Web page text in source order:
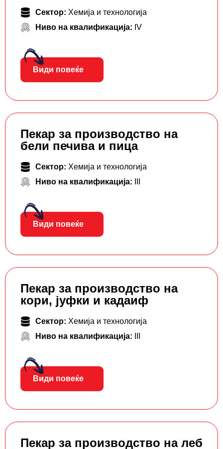
Сектор: Хемија и технологија
Ниво на квалификација: IV
Види повеќе
Пекар за производство на
бели печива и пица
Сектор: Хемија и технологија
Ниво на квалификација:
Види повеќе
Пекар за производство на
кори, јуфки и кадаиф
Сектор: Хемија и технологија
Ниво на квалификација:
Види повеќе
Пекар за производство на леб